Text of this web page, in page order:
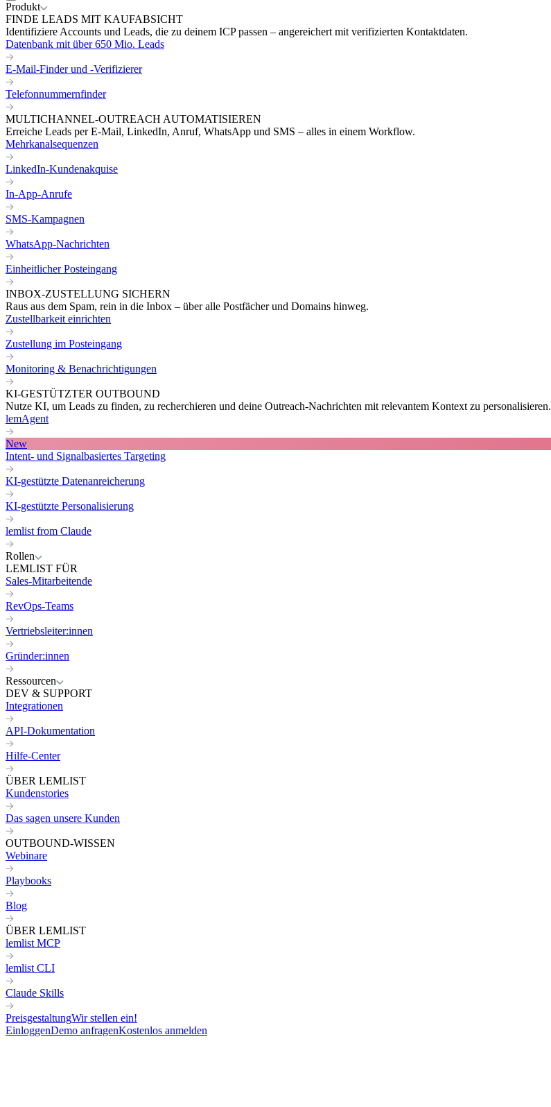
Produkt
FINDE LEADS MIT KAUFABSICHT
Identifiziere Accounts und Leads, die zu deinem ICP passen – angereichert mit verifizierten Kontaktdaten.
Datenbank mit über 650 Mio. Leads
E-Mail-Finder und -Verifizierer
Telefonnummernfinder
MULTICHANNEL-OUTREACH AUTOMATISIEREN
Erreiche Leads per E-Mail, LinkedIn, Anruf, WhatsApp und SMS – alles in einem Workflow.
Mehrkanalsequenzen
LinkedIn-Kundenakquise
In-App-Anrufe
SMS-Kampagnen
WhatsApp-Nachrichten
Einheitlicher Posteingang
INBOX-ZUSTELLUNG SICHERN
Raus aus dem Spam, rein in die Inbox – über alle Postfächer und Domains hinweg.
Zustellbarkeit einrichten
Zustellung im Posteingang
Monitoring & Benachrichtigungen
KI-GESTÜTZTER OUTBOUND
Nutze KI, um Leads zu finden, zu recherchieren und deine Outreach-Nachrichten mit relevantem Kontext zu personalisieren.
lemAgent
New
Intent- und Signalbasiertes Targeting
KI-gestützte Datenanreicherung
KI-gestützte Personalisierung
lemlist from Claude
Rollen
LEMLIST FÜR
Sales-Mitarbeitende
RevOps-Teams
Vertriebsleiter:innen
Gründer:innen
Ressourcen
DEV & SUPPORT
Integrationen
API-Dokumentation
Hilfe-Center
ÜBER LEMLIST
Kundenstories
Das sagen unsere Kunden
OUTBOUND-WISSEN
Webinare
Playbooks
Blog
ÜBER LEMLIST
lemlist MCP
lemlist CLI
Claude Skills
PreisgestaltungWir stellen ein!
EinloggenDemo anfragenKostenlos anmelden